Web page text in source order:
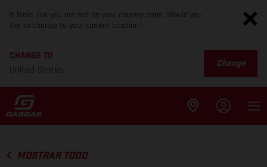
It looks like you are not on your country page. Would you
like to change to your current location?
CHANGE TO
United States
Change
MOSTRAR TODO